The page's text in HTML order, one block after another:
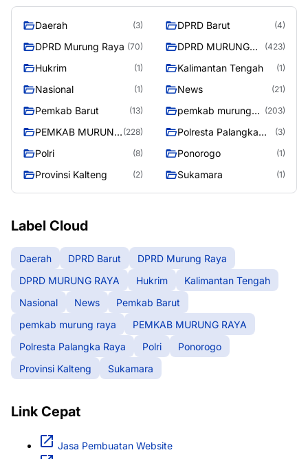
Daerah (3) DPRD Barut (4)
DPRD Murung Raya (70)
DPRD MURUNG
(423)
Hukrim (1) Kalimantan Tengah (1)
Nasional (1) News (21)
Pemkab Barut (13)
pemkab murung
(203)
PEMKAB MURUNG (228)
Polresta Palangka
(3)
Polri (8) Ponorogo (1)
Provinsi Kalteng (2) Sukamara (1)
Label Cloud
Daerah DPRD Barut
DPRD Murung Raya
DPRD MURUNG RAYA
Hukrim
Kalimantan Tengah
Nasional
News
Pemkab Barut
pemkab murung raya
PEMKAB MURUNG RAYA
Polresta Palangka Raya
Polri
Ponorogo
Provinsi Kalteng
Sukamara
Link Cepat
Jasa Pembuatan Website